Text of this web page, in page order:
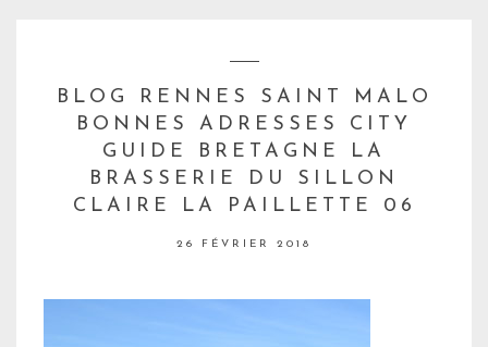
BLOG RENNES SAINT MALO
BONNES ADRESSES CITY
GUIDE BRETAGNE LA
BRASSERIE DU SILLON
CLAIRE LA PAILLETTE 06
26 FÉVRIER 2018